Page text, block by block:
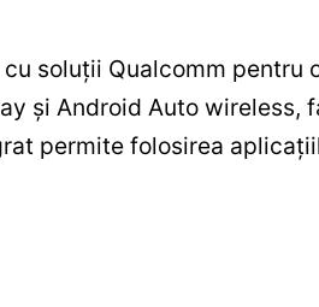
soluții Qualcomm pentru
și Android Auto
permite folosirea